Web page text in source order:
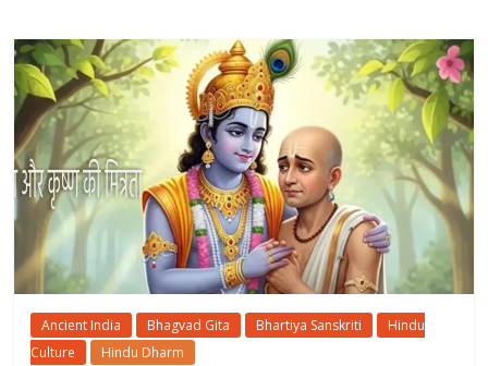
Ancient India Bhagvad Gita Bhartiya Sanskriti
Hindu
Culture
Hindu Dharm